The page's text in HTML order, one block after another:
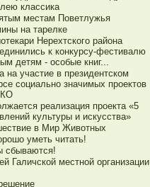
классика
местам Поветлужья
на тарелке
Нерехтского района
к конкурсу-фестивалю
детям - особые книг...
на участие в президентском
социально значимых проектов
реализация проекта «5
культуры и искусства»
в Мир Животных
уметь читать!
сбываются!
Галичской местной организации